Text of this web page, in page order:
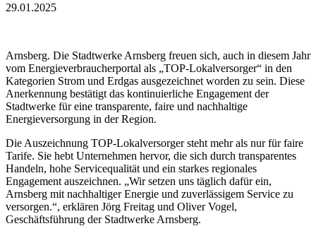
29.01.2025
Arnsberg. Die Stadtwerke Arnsberg freuen sich, auch in diesem Jahr
vom Energieverbraucherportal als „TOP-Lokalversorger“ in den
Kategorien Strom und Erdgas ausgezeichnet worden zu sein. Diese
Anerkennung bestätigt das kontinuierliche Engagement der
Stadtwerke für eine transparente, faire und nachhaltige
Energieversorgung in der Region.
Die Auszeichnung TOP-Lokalversorger steht mehr als nur für faire
Tarife. Sie hebt Unternehmen hervor, die sich durch transparentes
Handeln, hohe Servicequalität und ein starkes regionales
Engagement auszeichnen. „Wir setzen uns täglich dafür ein,
Arnsberg mit nachhaltiger Energie und zuverlässigem Service zu
versorgen.“, erklären Jörg Freitag und Oliver Vogel,
Geschäftsführung der Stadtwerke Arnsberg.